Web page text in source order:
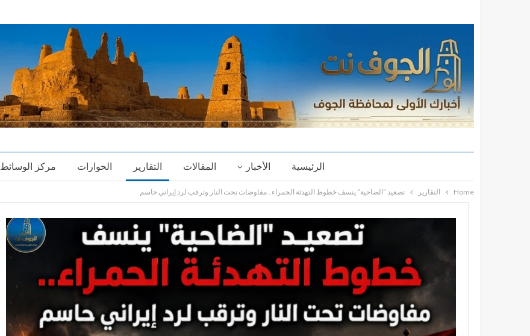
الرئيسية الأخبار المقالات التقارير الحوارات مركز الوسائط
Home التقارير تصعيد “الضاحية” ينسف خطوط التهدئة الحمراء.. مفاوضات تحت النار وترقب لرد إيراني حاسم